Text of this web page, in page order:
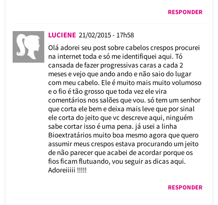
RESPONDER
LUCIENE 21/02/2015 - 17h58
Olá adorei seu post sobre cabelos crespos procurei
na internet toda e só me identifiquei aqui. Tó
cansada de fazer progressivas caras a cada 2
meses e vejo que ando ando e não saio do lugar
com meu cabelo. Ele é muito mais muito volumoso
e o fio é tão grosso que toda vez ele vira
comentários nos salões que vou. só tem um senhor
que corta ele bem e deixa mais leve que por sinal
ele corta do jeito que vc descreve aqui, ninguém
sabe cortar isso é uma pena. já usei a linha
Bioextratários muito boa mesmo agora que quero
assumir meus crespos estava procurando um jeito
de não parecer que acabei de acordar porque os
fios ficam flutuando, vou seguir as dicas aqui.
Adoreiiiii !!!!!
RESPONDER